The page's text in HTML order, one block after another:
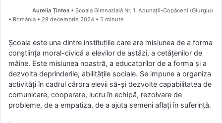
Aurelia Țintea • Școala Gimnazială Nr. 1, Adunații-Copăceni (Giurgiu)
• România
28 decembrie 2024 • 5 minute
Școala este una dintre instituțiile care are misiunea de a forma
conștiința moral-civică a elevilor de astăzi, a cetățenilor de
mâine. Este misiunea noastră, a educatorilor de a forma și a
dezvolta deprinderile, abilitățile sociale. Se impune a organiza
activități în cadrul cărora elevii să-și dezvolte capabilitatea de
comunicare, cooperare, lucru în echipă, rezolvare de
probleme, de a empatiza, de a ajuta semeni aflați în suferință.